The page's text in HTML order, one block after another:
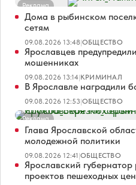
Реклама
Дома в рыбинском
сетям
09.08.2026 13:48|ОБЩЕСТВО
Ярославцев
мошенниках
09.08.2026 13:14|КРИМИНАЛ
В Ярославле наградили
09.08.2026 12:53|ОБЩЕСТВО
Реклама
Глава Ярославской
молодежной политики
09.08.2026 12:41|ОБЩЕСТВО
Ярославский
проектов пешеходных